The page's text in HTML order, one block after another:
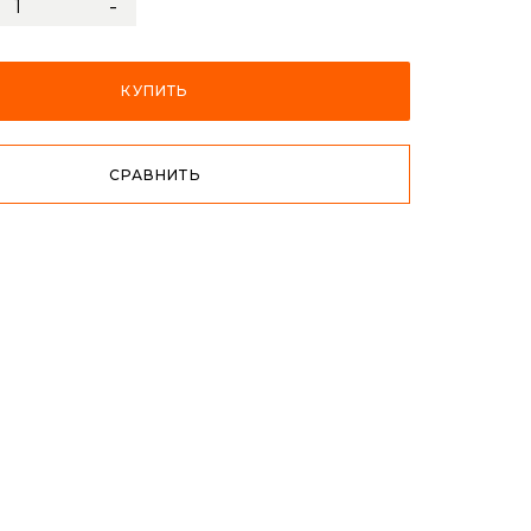
-
КУПИТЬ
СРАВНИТЬ